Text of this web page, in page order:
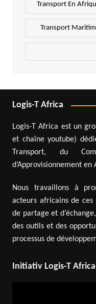
Transport En
Transport
Logis-T Africa
Logis-T Africa est un
et chaîne youtube)
Transport, du
d’Approvisionnement en
Nous travaillons à
acteurs africains de
de partage et
des outils et des
processus de
Initiativ Logis-T Africa